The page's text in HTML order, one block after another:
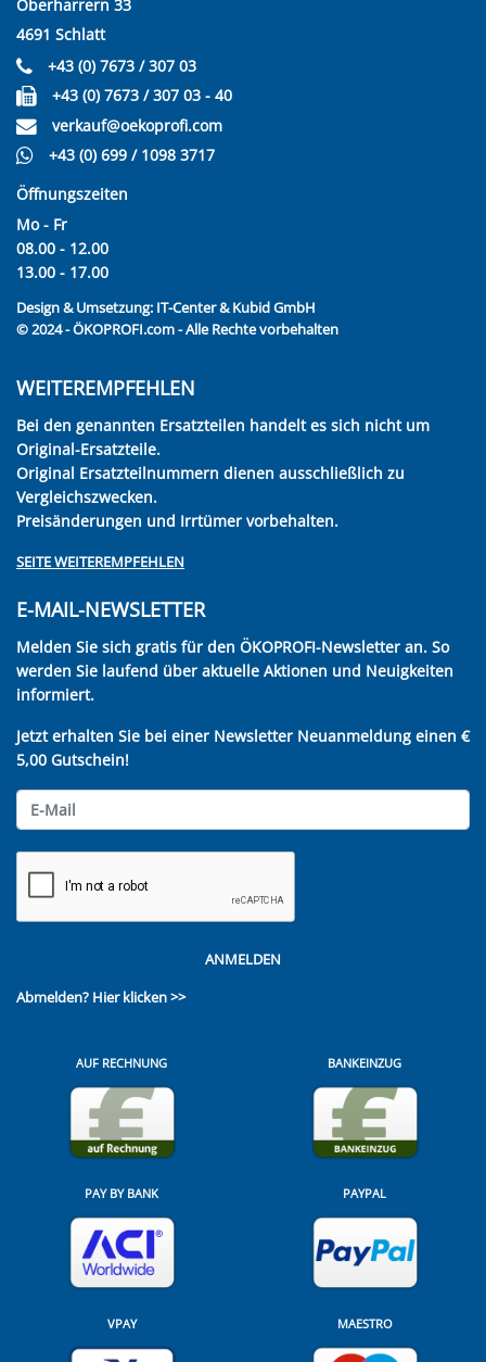
Oberharrern 33
4691 Schlatt
+43 (0) 7673 / 307 03
+43 (0) 7673 / 307 03 - 40
verkauf@oekoprofi.com
+43 (0) 699 / 1098 3717
Öffnungszeiten
Mo - Fr
08.00 - 12.00
13.00 - 17.00
Design & Umsetzung: IT-Center & Kubid GmbH
© 2024 - ÖKOPROFI.com - Alle Rechte vorbehalten
WEITEREMPFEHLEN
Bei den genannten Ersatzteilen handelt es sich nicht um
Original-Ersatzteile.
Original Ersatzteilnummern dienen ausschließlich zu
Vergleichszwecken.
Preisänderungen und Irrtümer vorbehalten.
SEITE WEITEREMPFEHLEN
E-MAIL-NEWSLETTER
Melden Sie sich gratis für den ÖKOPROFI-Newsletter an. So
werden Sie laufend über aktuelle Aktionen und Neuigkeiten
informiert.
Jetzt erhalten Sie bei einer Newsletter Neuanmeldung einen €
5,00 Gutschein!
ANMELDEN
Abmelden? Hier klicken >>
AUF RECHNUNG BANKEINZUG
PAY BY BANK PAYPAL
VPAY MAESTRO